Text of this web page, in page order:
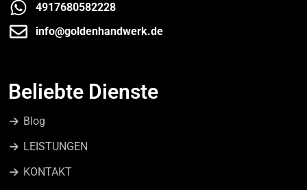
4917680582228
info@goldenhandwerk.de
Beliebte Dienste
Blog
LEISTUNGEN
KONTAKT